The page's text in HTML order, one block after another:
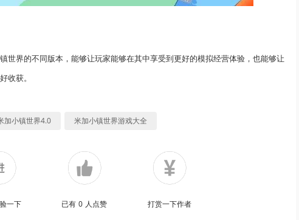
世界的不同版本，能够让玩家能够在其中享受到更好的模拟经营体验，也能够让
收获。
加小镇世界4.0 米加小镇世界游戏大全
一下 已有 0 人点赞 打赏一下作者